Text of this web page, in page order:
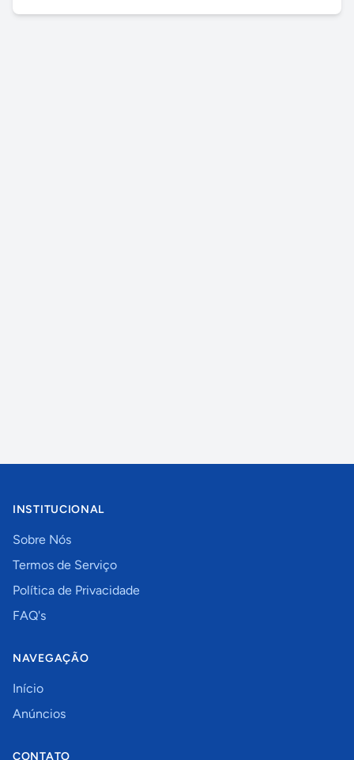
INSTITUCIONAL
Sobre Nós
Termos de Serviço
Política de Privacidade
FAQ's
NAVEGAÇÃO
Início
Anúncios
CONTATO